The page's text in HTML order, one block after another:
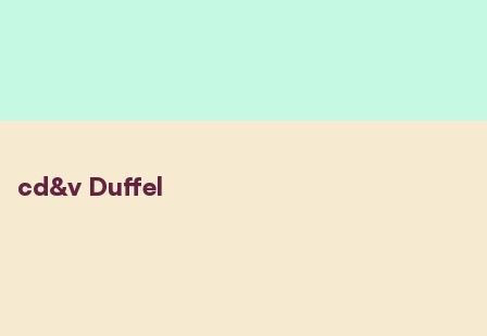
cd&v Duffel